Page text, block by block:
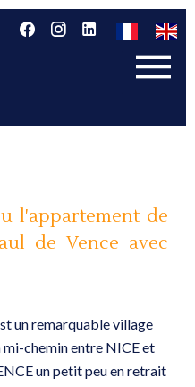
l'appartement de
de Vence avec
un remarquable village
chemin entre NICE et
un petit peu en retrait